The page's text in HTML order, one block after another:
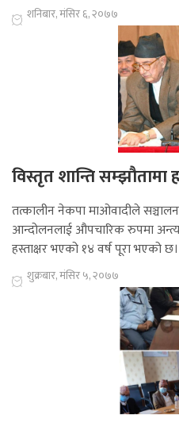
शनिबार, मंसिर ६, २०७७
विस्तृत शान्ति सम्झौतामा
तत्कालीन नेकपा माओवादीले
आन्दोलनलाई औपचारिक रुपमा अन्त्य
हस्ताक्षर भएको १४ वर्ष पूरा भएको छ।
शुक्रबार, मंसिर ५, २०७७